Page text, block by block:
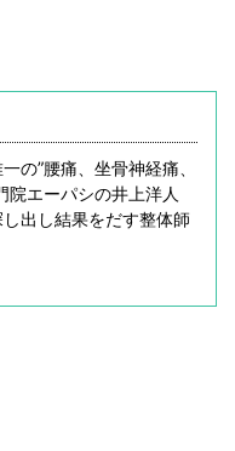
の”腰痛、坐骨神経痛、
院エーパシの井上洋人
出し結果をだす整体師